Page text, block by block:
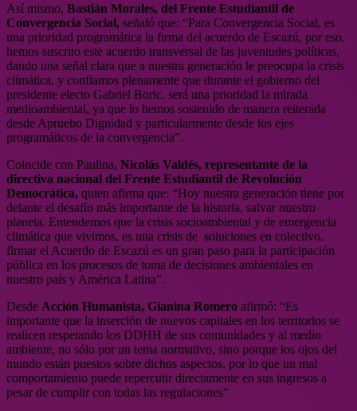
Así mismo, Bastián Morales, del Frente Estudiantil de
Convergencia Social, señaló que: “Para Convergencia Social, es
una prioridad programática la firma del acuerdo de Escazú, por eso,
hemos suscrito este acuerdo transversal de las juventudes políticas,
dando una señal clara que a nuestra generación le preocupa la crisis
climática, y confiamos plenamente que durante el gobierno del
presidente electo Gabriel Boric, será una prioridad la mirada
medioambiental, ya que lo hemos sostenido de manera reiterada
desde Apruebo Dignidad y particularmente desde los ejes
programáticos de la convergencia”.
Coincide con Paulina, Nicolás Valdés, representante de la
directiva nacional del Frente Estudiantil de Revolución
Democrática, quien afirma que: “Hoy nuestra generación tiene por
delante el desafío más importante de la historia, salvar nuestro
planeta. Entendemos que la crisis socioambiental y de emergencia
climática que vivimos, es una crisis de soluciones en colectivo,
firmar el Acuerdo de Escazú es un gran paso para la participación
pública en los procesos de toma de decisiones ambientales en
nuestro país y América Latina”.
Desde Acción Humanista, Gianina Romero afirmó: “Es
importante que la inserción de nuevos capitales en los territorios se
realicen respetando los DDHH de sus comunidades y al medio
ambiente, no sólo por un tema normativo, sino porque los ojos del
mundo están puestos sobre dichos aspectos, por lo que un mal
comportamiento puede repercutir directamente en sus ingresos a
pesar de cumplir con todas las regulaciones”